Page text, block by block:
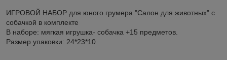
ИГРОВОЙ НАБОР для юного грумера "Салон для животных" с
собачкой в комплекте
В наборе: мягкая игрушка- собачка +15 предметов.
Размер упаковки: 24*23*10